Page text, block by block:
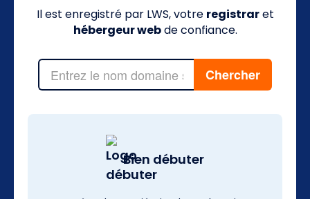
Il est enregistré par LWS, votre registraret
hébergeur webde confiance.
Bien débuter